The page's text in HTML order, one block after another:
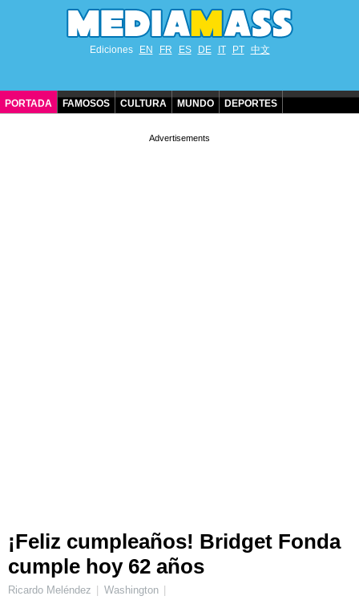
Ediciones EN FR ES DE IT PT 中文
PORTADA FAMOSOS CULTURA MUNDO DEPORTES
¡Feliz cumpleaños! Bridget Fonda
cumple hoy 62 años
Ricardo Meléndez
Washington